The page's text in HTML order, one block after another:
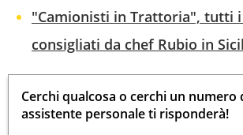
"Camionisti in Trattoria", tutti
consigliati da chef Rubio in
Cerchi qualcosa o cerchi un numero
assistente personale ti risponderà!